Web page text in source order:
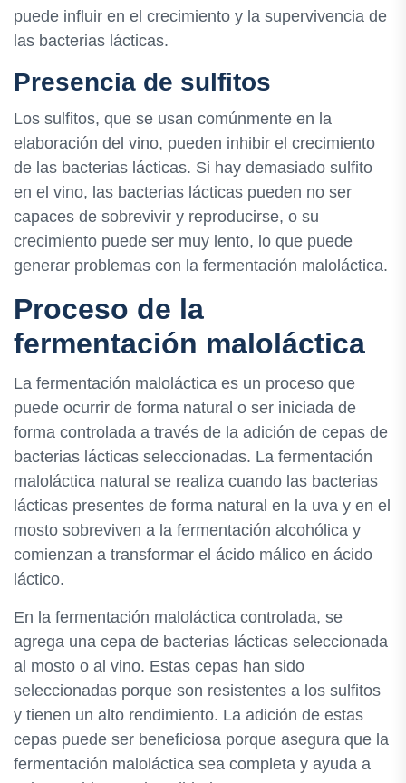
puede influir en el crecimiento y la supervivencia de
las bacterias lácticas.
Presencia de sulfitos
Los sulfitos, que se usan comúnmente en la
elaboración del vino, pueden inhibir el crecimiento
de las bacterias lácticas. Si hay demasiado sulfito
en el vino, las bacterias lácticas pueden no ser
capaces de sobrevivir y reproducirse, o su
crecimiento puede ser muy lento, lo que puede
generar problemas con la fermentación maloláctica.
Proceso de la
fermentación maloláctica
La fermentación maloláctica es un proceso que
puede ocurrir de forma natural o ser iniciada de
forma controlada a través de la adición de cepas de
bacterias lácticas seleccionadas. La fermentación
maloláctica natural se realiza cuando las bacterias
lácticas presentes de forma natural en la uva y en el
mosto sobreviven a la fermentación alcohólica y
comienzan a transformar el ácido málico en ácido
láctico.
En la fermentación maloláctica controlada, se
agrega una cepa de bacterias lácticas seleccionada
al mosto o al vino. Estas cepas han sido
seleccionadas porque son resistentes a los sulfitos
y tienen un alto rendimiento. La adición de estas
cepas puede ser beneficiosa porque asegura que la
fermentación maloláctica sea completa y ayuda a